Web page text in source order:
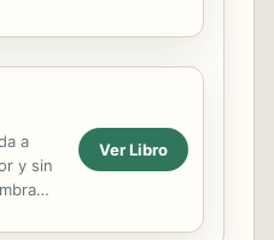
a
y sin
Ver Libro